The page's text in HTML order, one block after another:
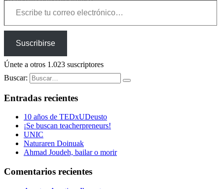
Suscribirse
Únete a otros 1.023 suscriptores
Buscar:
Entradas recientes
10 años de TEDxUDeusto
¡Se buscan teacherpreneurs!
UNIC
Naturaren Doinuak
Ahmad Joudeh, bailar o morir
Comentarios recientes